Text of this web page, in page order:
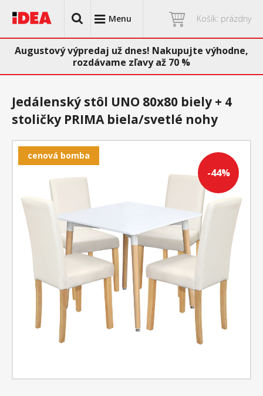
Menu Košík: prázdny
Augustový výpredaj už dnes! Nakupujte výhodne,
rozdávame zľavy až 70 %
-44%
cenová bomba
Jedálenský stôl UNO 80x80 biely + 4
stoličky PRIMA biela/svetlé nohy